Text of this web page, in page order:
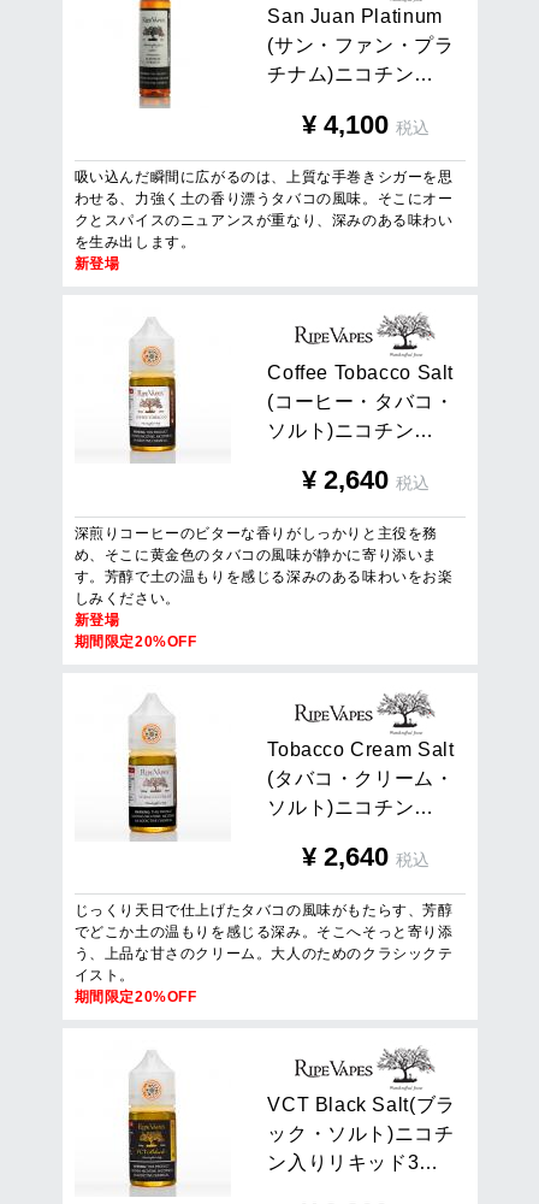
San Juan P latinum
(サ ン ・ フ ァ ン ・ プラ
チナ ム)ニコチ ン…
¥ 4,100 税込
吸い込んだ瞬間に広がるのは、上質な手巻きシガーを思
わせる、力強く土の香り漂うタバコの風味。そこにオー
クとスパイスのニュアンスが重なり、深みのある味わい
を生み出します。
新登場
Coffee Tobacco Sa lt
(コ ー ヒ ー ・ タバコ
・
ソ ル ト)ニコチ ン…
¥ 2,640 税込
深煎りコーヒーのビターな香りがしっかりと主役を務
め、そこに黄金色のタバコの風味が静かに寄り添いま
す。芳醇で土の温もりを感じる深みのある味わいをお楽
しみください。
新登場
期間限定20%OFF
Tobacco Cream Sa t
(タバコ ・ ク リ ー ム ・
ソ ル ト)ニコチ ン…
¥ 2,640 税込
じっくり天日で仕上げたタバコの風味がもたらす、芳醇
でどこか土の温もりを感じる深み。そこへそっと寄り添
う、上品な甘さのクリーム。大人のためのクラシックテ
イスト。
期間限定20%OFF
VCT B lack Sa lt(ブラ
ッ ク ・ ソ ル ト)ニコ チ
ン 入 り リ キ ッ ド3…